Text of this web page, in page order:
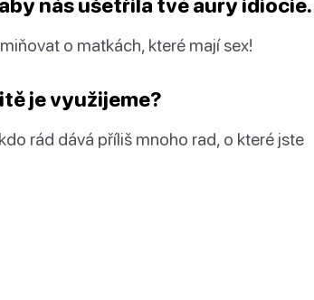
nás ušetřila tvé aury idiocie.
o matkách, které mají sex!
je využijeme?
rád dává příliš mnoho rad, o které jste